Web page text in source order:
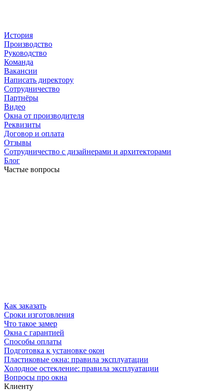
История
Производство
Руководство
Команда
Вакансии
Написать директору
Сотрудничество
Партнёры
Видео
Окна от производителя
Реквизиты
Договор и оплата
Отзывы
Сотрудничество с дизайнерами и архитекторами
Блог
Частые вопросы
Как заказать
Сроки изготовления
Что такое замер
Окна с гарантией
Способы оплаты
Подготовка к установке окон
Пластиковые окна: правила эксплуатации
Холодное остекление: правила эксплуатации
Вопросы про окна
Клиенту